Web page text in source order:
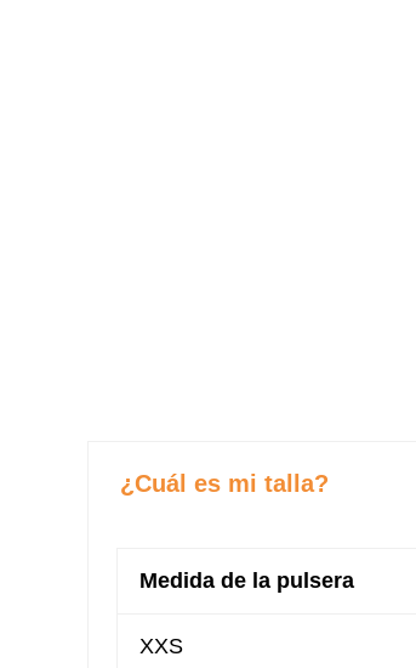
¿Cuál es mi talla?
Medida de la pulsera
XXS